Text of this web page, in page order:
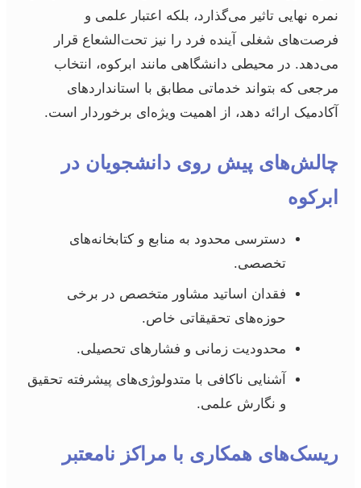
نمره نهایی تاثیر می‌گذارد، بلکه اعتبار علمی و
فرصت‌های شغلی آینده فرد را نیز تحت‌الشعاع قرار
می‌دهد. در محیطی دانشگاهی مانند ابرکوه، انتخاب
مرجعی که بتواند خدماتی مطابق با استانداردهای
آکادمیک ارائه دهد، از اهمیت ویژه‌ای برخوردار است.
چالش‌های پیش روی دانشجویان در
ابرکوه
دسترسی محدود به منابع و کتابخانه‌های
تخصصی.
فقدان اساتید مشاور متخصص در برخی
حوزه‌های تحقیقاتی خاص.
محدودیت زمانی و فشارهای تحصیلی.
آشنایی ناکافی با متدولوژی‌های پیشرفته تحقیق
و نگارش علمی.
ریسک‌های همکاری با مراکز نامعتبر